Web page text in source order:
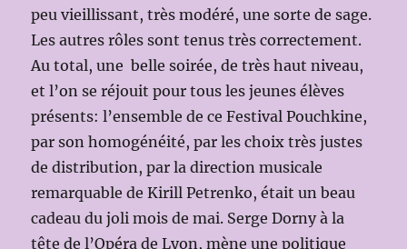
peu vieillissant, très modéré, une sorte de sage.
Les autres rôles sont tenus très correctement.
Au total, une belle soirée, de très haut niveau,
et l’on se réjouit pour tous les jeunes élèves
présents: l’ensemble de ce Festival Pouchkine,
par son homogénéité, par les choix très justes
de distribution, par la direction musicale
remarquable de Kirill Petrenko, était un beau
cadeau du joli mois de mai. Serge Dorny à la
tête de l’Opéra de Lyon, mène une politique